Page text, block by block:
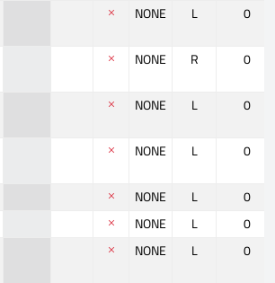
NONE L
0
NONE R
0
NONE L
0
NONE L
0
NONE L
0
NONE L
0
NONE L
0